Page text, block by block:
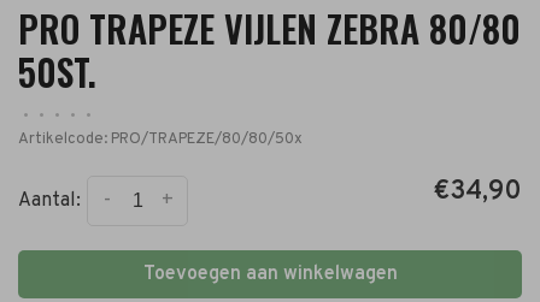
PRO TRAPEZE VIJLEN ZEBRA 80/80
50ST.
• • • •
•
Artikelcode: PRO/TRAPEZE/80/80/50x
Aantal: +
- €34,90
Toevoegen aan winkelwagen